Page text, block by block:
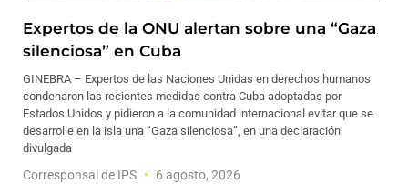
Expertos de la ONU alertan sobre una “Gaza
silenciosa” en Cuba
GINEBRA – Expertos de las Naciones Unidas en derechos humanos
condenaron las recientes medidas contra Cuba adoptadas por
Estados Unidos y pidieron a la comunidad internacional evitar que se
desarrolle en la isla una “Gaza silenciosa”, en una declaración
divulgada
Corresponsal de IPS 6 agosto, 2026